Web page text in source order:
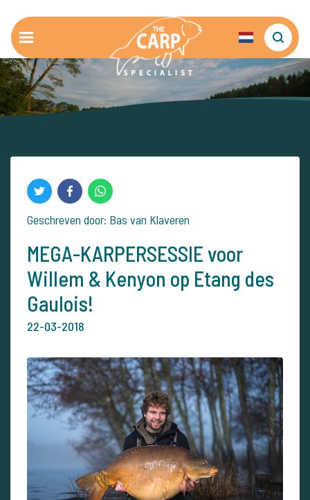
Geschreven door: Bas van Klaveren
MEGA-KARPERSESSIE voor
Willem & Kenyon op Etang des
Gaulois!
22-03-2018